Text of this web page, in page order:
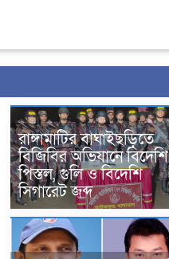
রাঙ্গামাটির বাঘাইছড়িতে
বিজিবির অভিযানে বিদেশি
পিস্তল, গুলি ও বিদেশি
সিগারেট জব্দ